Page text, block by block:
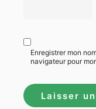
Enregistrer mon
navigateur pour